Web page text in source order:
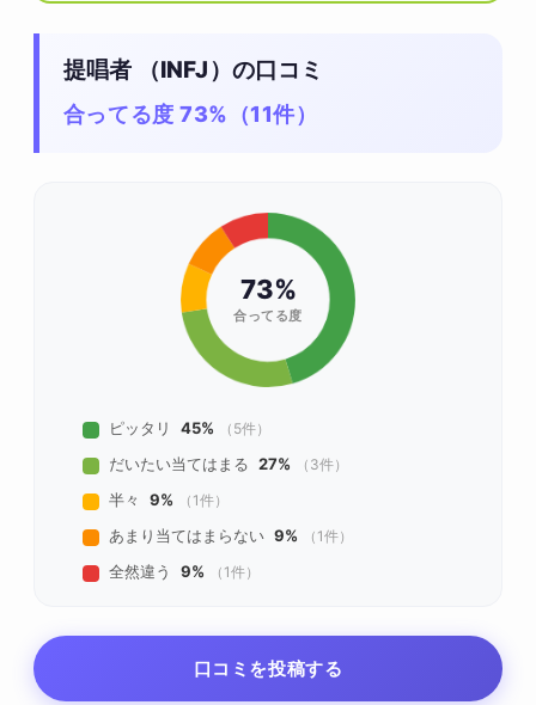
提唱者 （INFJ）の口コミ
合ってる度 73%（11件）
73%
合ってる度
ピッタリ 45% （5件）
だいたい当てはまる 27% （3件）
半々 9% （1件）
あまり当てはまらない 9% （1件）
全然違う 9% （1件）
口コミを投稿する